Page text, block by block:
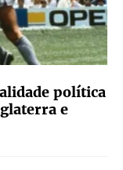
política
e